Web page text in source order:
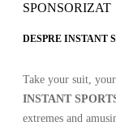
SPONSORIZAT
DESPRE INSTANT
Take your suit,
INSTANT
extremes and